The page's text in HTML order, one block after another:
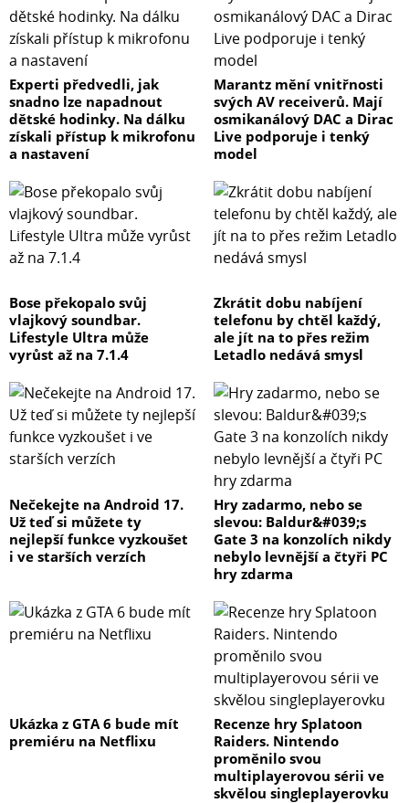
Experti předvedli, jak
snadno lze napadnout
dětské hodinky. Na dálku
získali přístup k mikrofonu
a nastavení
Marantz mění vnitřnosti
svých AV receiverů. Mají
osmikanálový DAC a Dirac
Live podporuje i tenký
model
Bose překopalo svůj
vlajkový soundbar.
Lifestyle Ultra může
vyrůst až na 7.1.4
Zkrátit dobu nabíjení
telefonu by chtěl každý,
ale jít na to přes režim
Letadlo nedává smysl
Nečekejte na Android 17.
Už teď si můžete ty
nejlepší funkce vyzkoušet
i ve starších verzích
Hry zadarmo, nebo se
slevou: Baldur&#039;s
Gate 3 na konzolích nikdy
nebylo levnější a čtyři PC
hry zdarma
Ukázka z GTA 6 bude mít
premiéru na Netflixu
Recenze hry Splatoon
Raiders. Nintendo
proměnilo svou
multiplayerovou sérii ve
skvělou singleplayerovku